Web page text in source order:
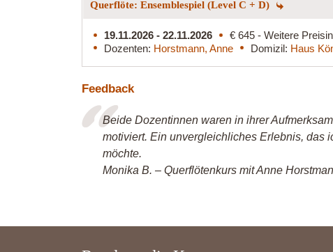
Querflöte: Ensemblespiel (Level C + D)
19.11.2026 - 22.11.2026
€ 645 - Weitere
Dozenten: Horstmann, Anne Domizil: Haus
Feedback
Beide Dozentinnen waren in ihrer
motiviert. Ein unvergleichliches Erlebnis, das
möchte.
Monika B. – Querflötenkurs mit Anne